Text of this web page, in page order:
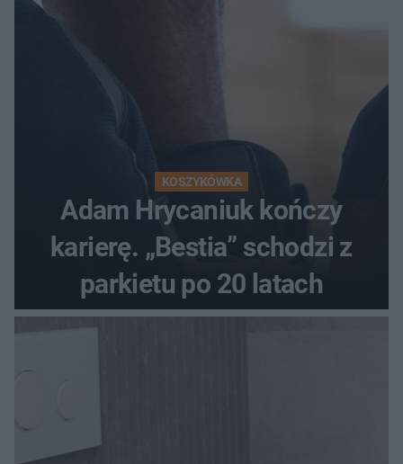
KOSZYKÓWKA
Adam Hrycaniuk kończy
karierę. „Bestia” schodzi z
parkietu po 20 latach